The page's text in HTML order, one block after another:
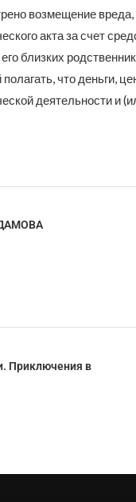
возмещение
акта за счет
близких
что деньги,
деятельности и
Приключения в